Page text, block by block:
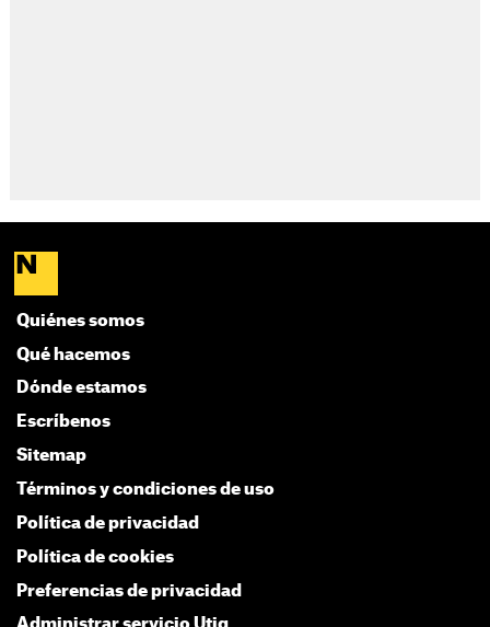
Quiénes somos
Qué hacemos
Dónde estamos
Escríbenos
Sitemap
Términos y condiciones de uso
Política de privacidad
Política de cookies
Preferencias de privacidad